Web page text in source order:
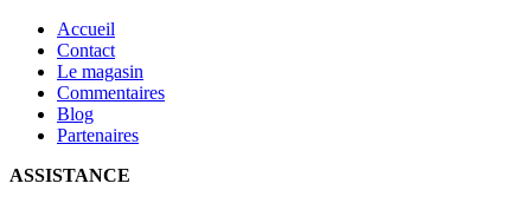
Accueil
Contact
Le magasin
Commentaires
Blog
Partenaires
ASSISTANCE